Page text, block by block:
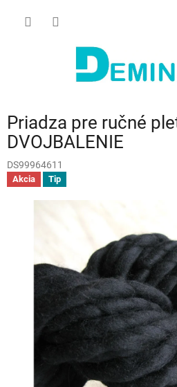
Priadza pre ručné
DVOJBALENIE
DS99964611
Akcia Tip